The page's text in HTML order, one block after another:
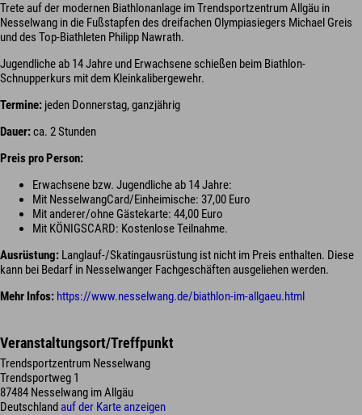
Trete auf der modernen Biathlonanlage im Trendsportzentrum Allgäu in
Nesselwang in die Fußstapfen des dreifachen Olympiasiegers Michael Greis
und des Top-Biathleten Philipp Nawrath.
Jugendliche ab 14 Jahre und Erwachsene schießen beim Biathlon-
Schnupperkurs mit dem Kleinkalibergewehr.
Termine: jeden Donnerstag, ganzjährig
Dauer:ca. 2 Stunden
Preis pro Person:
Erwachsene bzw. Jugendliche ab 14 Jahre:
Mit NesselwangCard/Einheimische: 37,00 Euro
Mit anderer/ohne Gästekarte: 44,00 Euro
Mit KÖNIGSCARD: Kostenlose Teilnahme.
Ausrüstung: Langlauf-/Skatingausrüstung ist nicht im Preis enthalten. Diese
kann bei Bedarf in Nesselwanger Fachgeschäften ausgeliehen werden.
Mehr Infos: https://www.nesselwang.de/biathlon-im-allgaeu.html
Veranstaltungsort/Treffpunkt
Trendsportzentrum Nesselwang
Trendsportweg 1
87484 Nesselwang im Allgäu
Deutschland auf der Karte anzeigen